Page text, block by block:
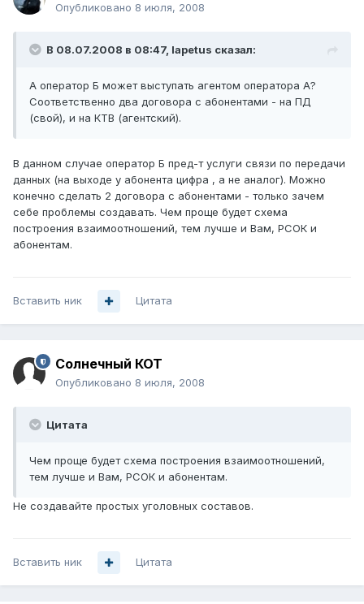
Опубликовано 8 июля, 2008
В 08.07.2008 в 08:47, Iapetus сказал:
А оператор Б может выступать агентом оператора А?
Соответственно два договора с абонентами - на ПД
(свой), и на КТВ (агентский).
В данном случае оператор Б пред-т услуги связи по передачи
данных (на выходе у абонента цифра , а не аналог). Можно
конечно сделать 2 договора с абонентами - только зачем
себе проблемы создавать. Чем проще будет схема
построения взаимоотношений, тем лучше и Вам, РСОК и
абонентам.
Вставить ник Цитата
Солнечный КОТ
Опубликовано 8 июля, 2008
Цитата
Чем проще будет схема построения взаимоотношений,
тем лучше и Вам, РСОК и абонентам.
Не создавайте простых уголовных составов.
Вставить ник Цитата